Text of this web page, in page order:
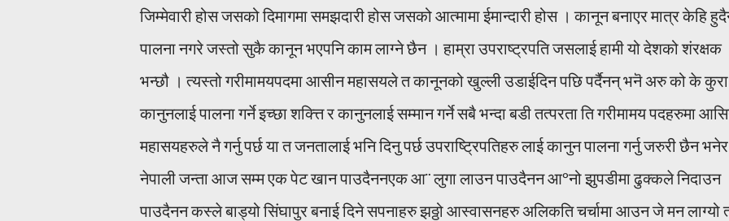
जिम्मेवारी होस जसको दिमागमा समझदारी होस जसको आत्मामा ईमान्दारी होस । कानून बनाएर मात्र केहि
पालना नगरे जस्तो सुकै कानून भएपनि काम लाग्ने छैन । हाम्रा उपराष्ट्रपति जसलाई हामी यो देशको शंरक्षक
भन्छौ । त्यस्तो गरीमामयपदमा आसीन महासयले त कानूनको खुल्ली उडाईदिन पछि पर्दैनन् भनॆ अरु को के कुरा
कानुनलाई पालना गर्ने इच्छा शक्त्ति र कानुनलाई सम्मान गर्ने सबै भन्दा बडी तत्परता ति गरीमामय पदहरुमा
महासयहरुले नै गर्नु पर्छ या त जनतालाई भनि दिनु पर्छ उपराष्ट्रिपतिहरु लाई कानुन पालना गर्नु जरुरी छैन
नेपाली जन्ता आज सम्म एक पेट खान पाउदैननएक आ¨ लुगा लाउन पाउदैनन आºनो झुपडीमा ढुक्कले निदाउन
पाउदैनन कस्ले बाड्यो सिंघापुर बनाई दिने सपनाहरु झठ्ठो आस्वासनहरु अलिकति चर्चामा आउन जे मन लाग्यो